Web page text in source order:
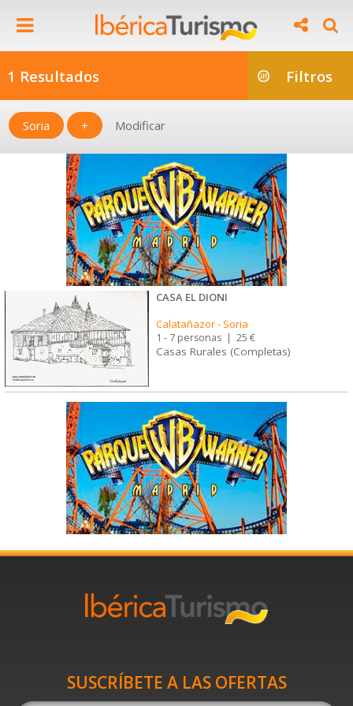
1 Resultados Filtros
Soria + Modificar
CASA EL DIONI
Calatañazor- Soria
1 - 7 personas | 25 €
Casas Rurales (Completas)
SUSCRÍBETE A LAS OFERTAS